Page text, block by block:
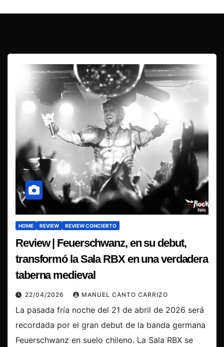
HOME REVIEW REVIEW CONCIERTO
Review | Feuerschwanz, en su debut,
transformó la Sala RBX en una verdadera
taberna medieval
22/04/2026 MANUEL CANTO CARRIZO
La pasada fría noche del 21 de abril de 2026 será
recordada por el gran debut de la banda germana
Feuerschwanz en suelo chileno. La Sala RBX se